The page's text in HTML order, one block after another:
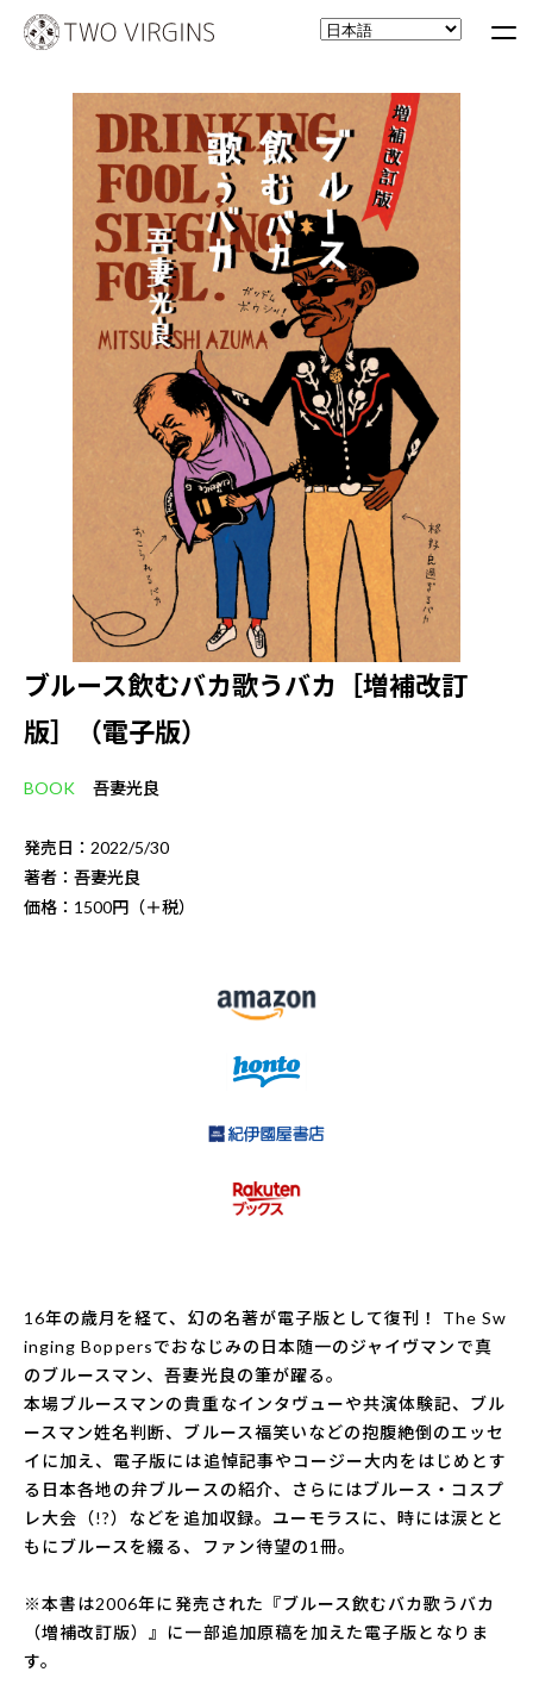
ブルース飲むバカ歌うバカ［増補改訂
版］（電子版）
BOOK 吾妻光良
発売日：2022/5/30
著者：吾妻光良
価格：1500円（＋税）
16年の歳月を経て、幻の名著が電子版として復刊！ The Sw
inging Boppersでおなじみの日本随一のジャイヴマンで真
のブルースマン、吾妻光良の筆が躍る。
本場ブルースマンの貴重なインタヴューや共演体験記、ブル
ースマン姓名判断、ブルース福笑いなどの抱腹絶倒のエッセ
イに加え、電子版には追悼記事やコージー大内をはじめとす
る日本各地の弁ブルースの紹介、さらにはブルース・コスプ
レ大会（!?）などを追加収録。ユーモラスに、時には涙とと
もにブルースを綴る、ファン待望の1冊。
※本書は2006年に発売された『ブルース飲むバカ歌うバカ
（増補改訂版）』に一部追加原稿を加えた電子版となりま
す。